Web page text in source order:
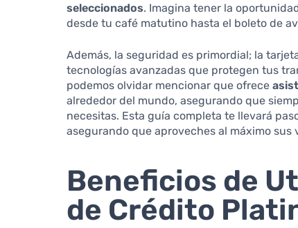
seleccionados. Imagina tener la
desde tu café matutino hasta el boleto de
Además, la seguridad es primordial; la
tecnologías avanzadas que protegen tus
podemos olvidar mencionar que ofrece
alrededor del mundo, asegurando que
necesitas. Esta guía completa te llevará
asegurando que aproveches al máximo sus
Beneficios de
de Crédito